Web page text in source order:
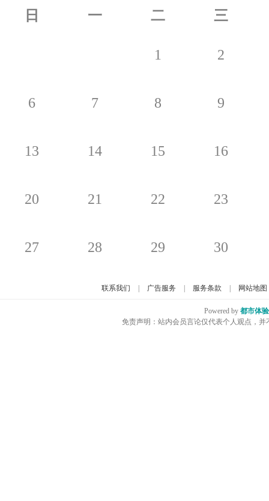
日
一 二 三
1 2
6 7 8 9
13 14 15 16
20 21 22 23
27 28 29 30
联系我们 广告服务 服务条款 网站地图
Powered by 都市体
免责声明：站内会员言论仅代表个人观点，